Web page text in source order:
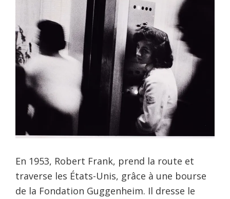
En 1953, Robert Frank, prend la route et
traverse les États-Unis, grâce à une bourse
de la Fondation Guggenheim. Il dresse le